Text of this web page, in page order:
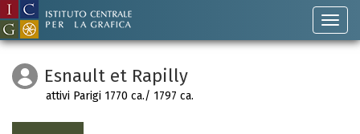
Esnault et Rapilly
attivi Parigi 1770 ca./ 1797 ca.